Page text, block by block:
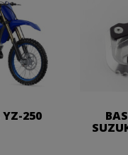
250